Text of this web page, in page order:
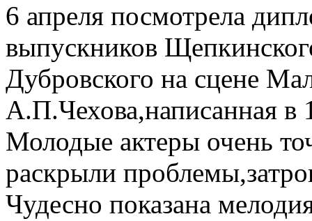
6 апреля посмотрела
выпускников
Дубровского на сцене
А.П.Чехова,написанная в
Молодые актеры очень
раскрыли
Чудесно показана